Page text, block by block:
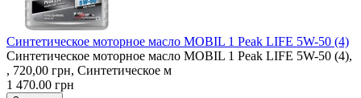
Синтетическое моторное масло MOBIL 1 Peak LIFE 5W-50 (4)
Синтетическое моторное масло MOBIL 1 Peak LIFE 5W-50 (4),
, 720,00 грн, Синтетическое м
1 470.00 грн